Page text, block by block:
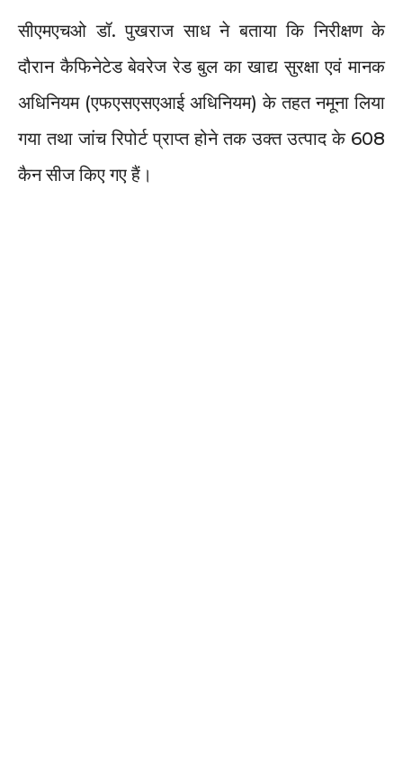
सीएमएचओ डॉ. पुखराज साध ने बताया कि निरीक्षण के
दौरान कैफिनेटेड बेवरेज रेड बुल का खाद्य सुरक्षा एवं मानक
अधिनियम (एफएसएसएआई अधिनियम) के तहत नमूना लिया
गया तथा जांच रिपोर्ट प्राप्त होने तक उक्त उत्पाद के 608
कैन सीज किए गए हैं।